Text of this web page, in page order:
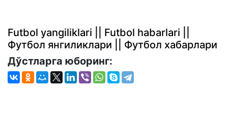
Futbol yangiliklari || Futbol habarlari ||
Футбол янгиликлари || Футбол хабарлари
Дўстларга юборинг: